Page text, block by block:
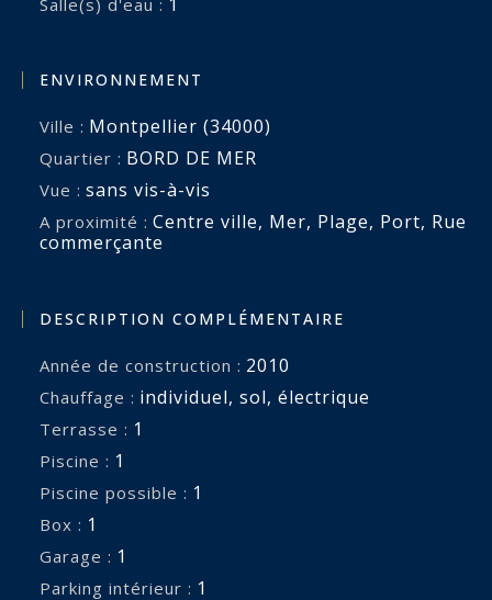
ENVIRONNEMENT
Ville : Montpellier (34000)
Quartier : BORD DE MER
Vue : sans vis-à-vis
A proximité : Centre ville, Mer, Plage, Port, Rue
commerçante
DESCRIPTION COMPLÉMENTAIRE
Année de construction : 2010
Chauffage : individuel, sol, électrique
terrasse : 1
piscine : 1
piscine possible : 1
box : 1
garage : 1
parking intérieur : 1